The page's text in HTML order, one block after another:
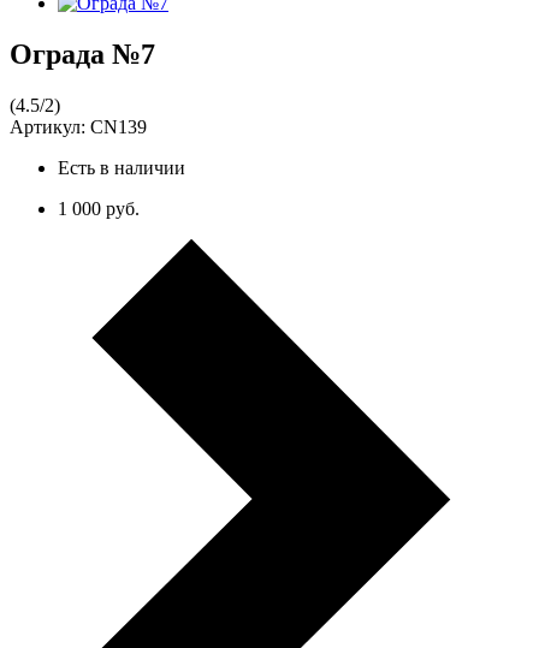
Ограда №7
(4.5/2)
Артикул: CN139
Есть в наличии
1 000 руб.